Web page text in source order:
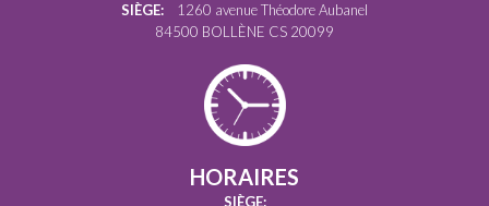
SIÈGE: 1260 avenue Théodore Aubanel
84500 BOLLÈNE CS 20099
HORAIRES
SIÈGE: